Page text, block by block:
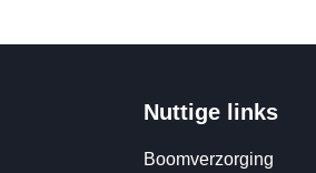
Nuttige links
Boomverzorging